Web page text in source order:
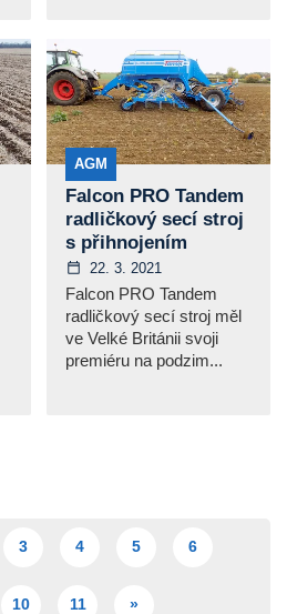
AGM
Falcon PRO Tandem
radličkový secí stroj
s přihnojením
22. 3. 2021
Falcon PRO Tandem
radličkový secí stroj měl
ve Velké Británii svoji
premiéru na podzim...
3 4 5 6
10 11 »